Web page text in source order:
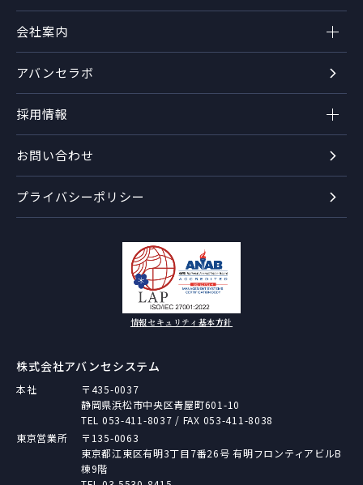
会社案内
採用情報
アバンセラボ
お問い合わせ
プライバシーポリシー
株式会社アバンセシステム
本社
〒435-0037
静岡県浜松市中央区青屋町601-10
TEL 053-411-8037 / FAX 053-411-8038
東京営業所
〒135-0063
東京都江東区有明3丁目7番26号 有明フロンティアビルB
棟9階
情報セキュリティ基本方針